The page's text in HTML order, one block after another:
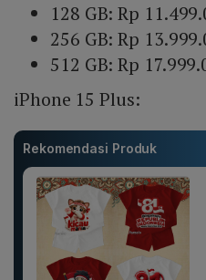
128 GB: Rp
256 GB: Rp
512 GB: Rp
iPhone 15 Plus:
Rekomendasi Produk